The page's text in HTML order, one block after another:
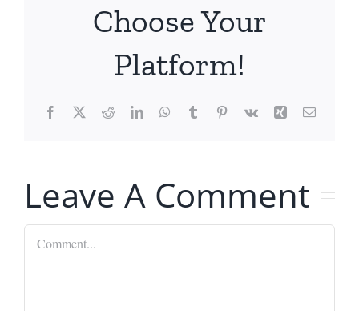
Choose Your
Platform!
Facebook
X RedditLinkedInWhatsApp
TumblrPinterest
Vk Xing Email
Leave A Comment
Comment